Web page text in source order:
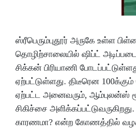
ஸ்ரீபெரும்புதூர் அருகே உள்ள
தொழிற்சாலையில் ஷிப்ட்
சிக்கன் பிரியாணி
ஏற்பட்டுள்ளது. திடீரென
ஏற்பட்ட அனைவரும், ஆம்புலன்ஸ்
சிகிச்சை
காரணமா? என்ற கோணத்தில்